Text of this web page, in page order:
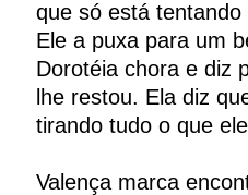
que só está
Ele a puxa para um
Dorotéia chora e diz
lhe restou. Ela diz
tirando tudo o que
Valença marca